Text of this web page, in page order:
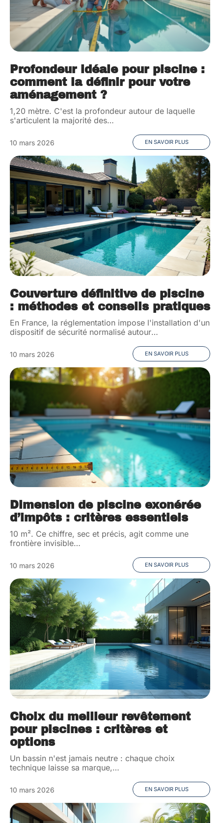
Profondeur idéale pour piscine :
comment la définir pour votre
aménagement ?
1,20 mètre. C'est la profondeur autour de laquelle
s'articulent la majorité des…
10 mars 2026 EN SAVOIR PLUS
Couverture définitive de piscine
: méthodes et conseils pratiques
En France, la réglementation impose l'installation d'un
dispositif de sécurité normalisé autour…
10 mars 2026 EN SAVOIR PLUS
Dimension de piscine exonérée
d’impôts : critères essentiels
10 m². Ce chiffre, sec et précis, agit comme une
frontière invisible…
10 mars 2026 EN SAVOIR PLUS
Choix du meilleur revêtement
pour piscines : critères et
options
Un bassin n'est jamais neutre : chaque choix
technique laisse sa marque,…
10 mars 2026 EN SAVOIR PLUS